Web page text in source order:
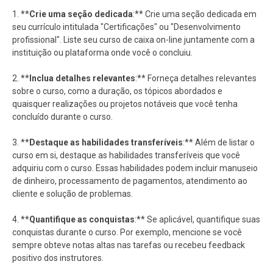
1. **Crie uma seção dedicada:** Crie uma seção dedicada em
seu currículo intitulada "Certificações" ou "Desenvolvimento
profissional". Liste seu curso de caixa on-line juntamente com a
instituição ou plataforma onde você o concluiu.
2. ** Inclua detalhes relevantes:** Forneça detalhes relevantes
sobre o curso, como a duração, os tópicos abordados e
quaisquer realizações ou projetos notáveis que você tenha
concluído durante o curso.
3. **Destaque as habilidades transferíveis:** Além de listar o
curso em si, destaque as habilidades transferíveis que você
adquiriu com o curso. Essas habilidades podem incluir manuseio
de dinheiro, processamento de pagamentos, atendimento ao
cliente e solução de problemas.
4. **Quantifique as conquistas:** Se aplicável, quantifique suas
conquistas durante o curso. Por exemplo, mencione se você
sempre obteve notas altas nas tarefas ou recebeu feedback
positivo dos instrutores.